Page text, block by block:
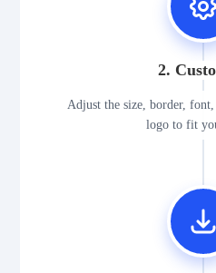
2.
Adjust the size, border,
logo to fit